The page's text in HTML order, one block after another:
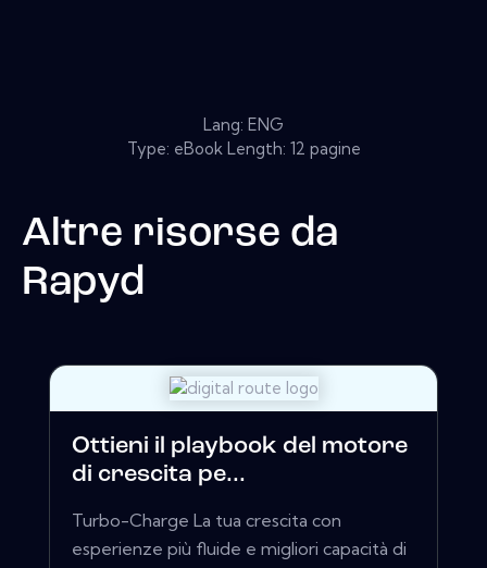
Lang: ENG
Type: eBook Length: 12 pagine
Altre risorse da
Rapyd
Ottieni il playbook del motore
di crescita pe...
Turbo-Charge La tua crescita con
esperienze più fluide e migliori capacità di